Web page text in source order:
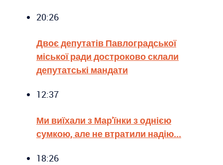
20:26
Двоє депутатів Павлоградської
міської ради достроково склали
депутатські мандати
12:37
Ми виїхали з Мар'їнки з однією
сумкою, але не втратили надію...
18:26